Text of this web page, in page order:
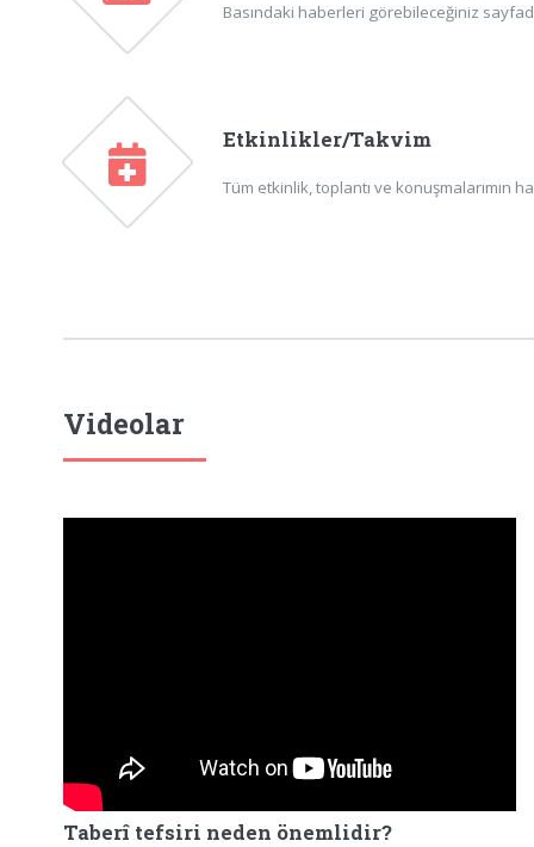
Basındaki haberleri görebileceğiniz
Etkinlikler/Takvim
Tüm etkinlik, toplantı ve konuşmalarımın
Videolar
Taberî tefsiri neden önemlidir?